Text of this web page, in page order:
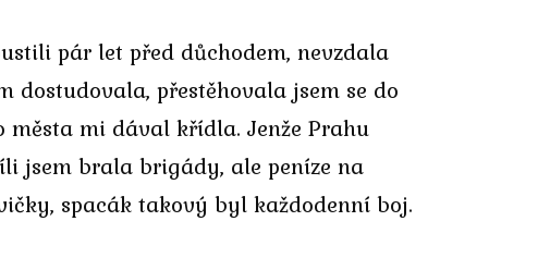
pár let před důchodem, nevzdala
dostudovala, přestěhovala jsem se do
mi dával křídla. Jenže Prahu
jsem brala brigády, ale peníze na
spacák takový byl každodenní boj.